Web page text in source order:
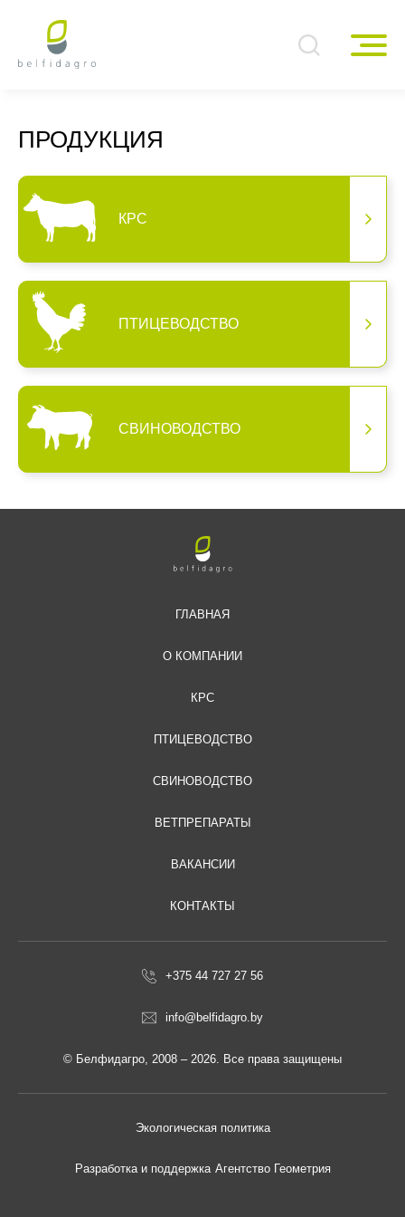
ПРОДУКЦИЯ
КРС
ПТИЦЕВОДСТВО
СВИНОВОДСТВО
ГЛАВНАЯ
О КОМПАНИИ
КРС
ПТИЦЕВОДСТВО
СВИНОВОДСТВО
ВЕТПРЕПАРАТЫ
ВАКАНСИИ
КОНТАКТЫ
+375 44 727 27 56
info@belfidagro.by
© Белфидагро, 2008 – 2026. Все права защищены
Экологическая политика
Разработка и поддержка Агентство Геометрия